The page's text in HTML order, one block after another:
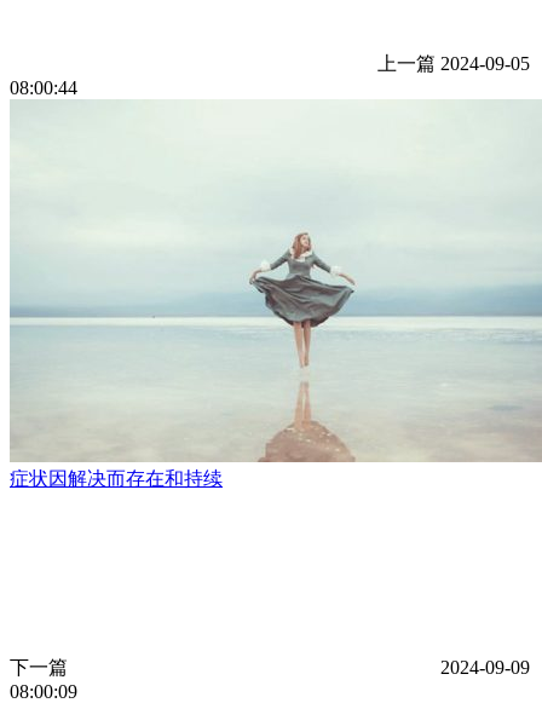
上一篇 2024-09-05
08:00:44
症状因解决而存在和持续
下一篇
2024-09-09
08:00:09